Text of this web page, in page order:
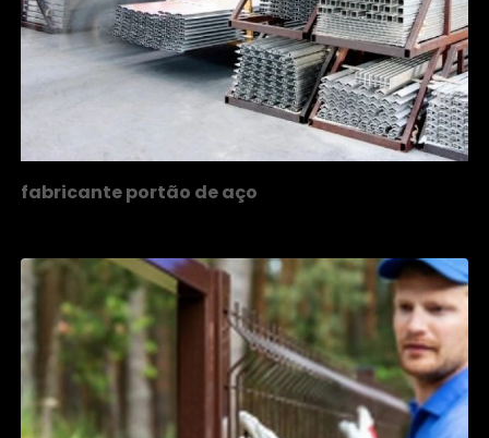
fabricante portão de aço